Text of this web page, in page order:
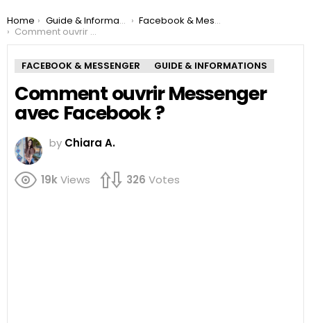
You are here:
Home Guide & Informations
Facebook & Messenger
Comment ouvrir Messenger avec Facebook ?
FACEBOOK & MESSENGER GUIDE & INFORMATIONS
Comment ouvrir Messenger
avec Facebook ?
by Chiara A.
19kViews 326 Votes